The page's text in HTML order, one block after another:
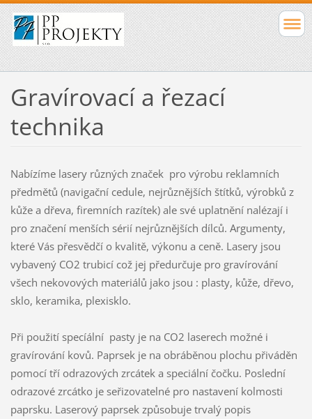
Gravírovací a řezací
technika
Nabízíme lasery různých značek pro výrobu reklamních
předmětů (navigační cedule, nejrůznějších štítků, výrobků z
kůže a dřeva, firemních razítek) ale své uplatnění nalézají i
pro značení menších sérií nejrůznějších dílců. Argumenty,
které Vás přesvědčí o kvalitě, výkonu a ceně. Lasery jsou
vybavený CO2 trubicí což jej předurčuje pro gravírování
všech nekovových materiálů jako jsou : plasty, kůže, dřevo,
sklo, keramika, plexisklo.
Při použití specíální pasty je na CO2 laserech možné i
gravírování kovů. Paprsek je na obráběnou plochu přiváděn
pomocí tří odrazových zrcátek a speciální čočku. Poslední
odrazové zrcátko je seřizovatelné pro nastavení kolmosti
paprsku. Laserový paprsek způsobuje trvalý popis